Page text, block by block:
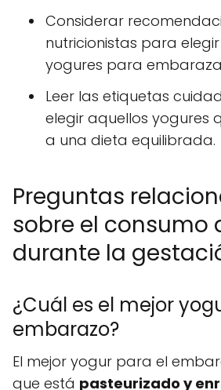
Considerar
nutricionistas para
yogures para
Leer las etiquetas
elegir aquellos yogures
a una dieta equilibrada.
Preguntas
sobre el consumo
durante la
¿Cuál es el mejor
embarazo?
El mejor yogur para el
que está pasteurizado y